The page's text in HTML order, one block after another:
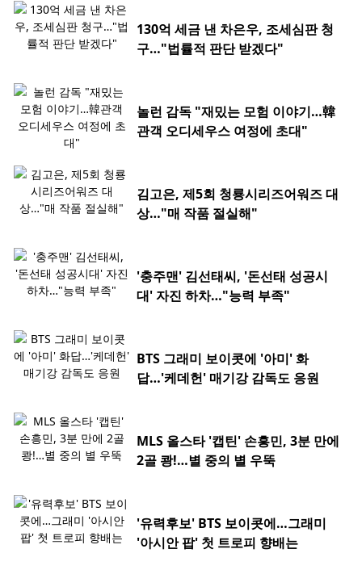
130억 세금 낸 차은우, 조세심판 청
구…"법률적 판단 받겠다"
놀런 감독 "재밌는 모험 이야기…韓
관객 오디세우스 여정에 초대"
김고은, 제5회 청룡시리즈어워즈 대
상…"매 작품 절실해"
'충주맨' 김선태씨, '돈선태 성공시
대' 자진 하차…"능력 부족"
BTS 그래미 보이콧에 '아미' 화
답…'케데헌' 매기강 감독도 응원
MLS 올스타 '캡틴' 손흥민, 3분 만에
2골 쾅!…별 중의 별 우뚝
'유력후보' BTS 보이콧에…그래미
'아시안 팝' 첫 트로피 향배는